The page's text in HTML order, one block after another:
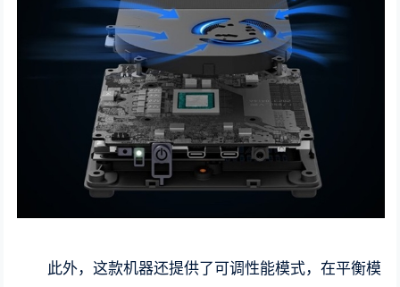
此外，这款机器还提供了可调性能模式，在平衡模